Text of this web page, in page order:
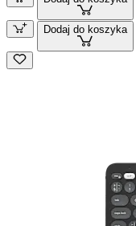
Dodaj do koszyka